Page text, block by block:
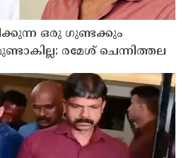
ഒരു ഗുണ്ടക്കും
രമേശ് ചെന്നിത്തല